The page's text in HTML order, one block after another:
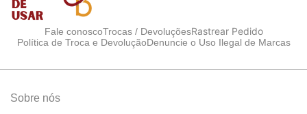
Fale conoscoTrocas / DevoluçõesRastrear Pedido
Política de Troca e DevoluçãoDenuncie o Uso Ilegal de Marcas
Sobre nós